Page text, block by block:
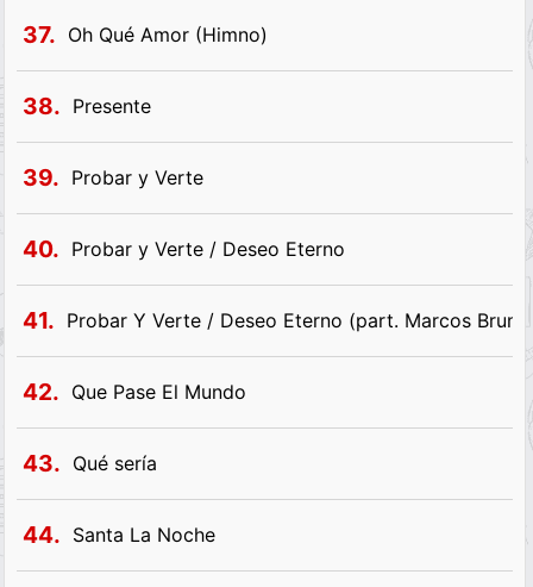
37. Oh Qué Amor (Himno)
38. Presente
39. Probar y Verte
40. Probar y Verte / Deseo Eterno
41. Probar Y Verte / Deseo Eterno (part. Marcos
42. Que Pase El Mundo
43. Qué sería
44. Santa La Noche